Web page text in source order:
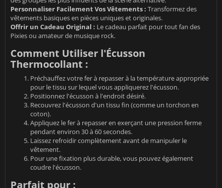
Personnaliser Facilement Vos Vêtements : Transformez des
vêtements basiques en pièces uniques et originales.
Offrir un Cadeau Original : Le cadeau parfait pour tout fan des
Pixies ou amateur de musique rock.
Comment Utiliser l'Écusson
Thermocollant :
Préchauffez votre fer à repasser à la température appropriée
pour le tissu sur lequel vous appliquerez l'écusson.
Positionnez l'écusson à l'endroit désiré.
Recouvrez l'écusson d'un tissu fin (comme un torchon en
coton).
Appliquez le fer à repasser en exerçant une pression ferme
pendant environ 30 à 60 secondes.
Laissez refroidir complètement avant de manipuler le
vêtement.
Pour une fixation plus durable, vous pouvez également
coudre l'écusson.
Parfait pour :